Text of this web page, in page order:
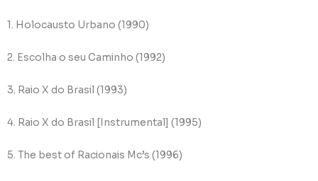
1. Holocausto Urbano (1990)
2. Escolha o seu Caminho (1992)
3. Raio X do Brasil (1993)
4. Raio X do Brasil [Instrumental] (1995)
5. The best of Racionais Mc’s (1996)